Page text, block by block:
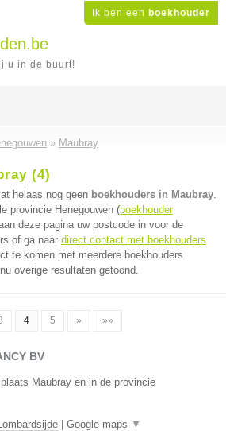
Ik ben een boekhouder
u in de buurt!
» Maubray
(4)
helaas nog geen boekhouders in Maubray.
provincie Henegouwen (boekhouder
deze pagina uw postcode in voor de
of ga naar direct contact met boekhouders
te komen met meerdere boekhouders
overige resultaten getoond.
4 5 » »»
BV
Maubray en in de provincie
Google maps ▼